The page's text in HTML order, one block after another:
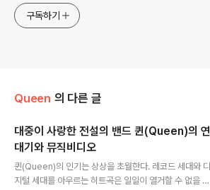
구독하기
Queen 의 다른 글
대중이 사랑한 전설의 밴드 퀸(Queen)의 연
대기와 뮤직비디오
퀸(Queen)의 인기는 상상을 초월한다. 레코드 세대와 디
지털 세대를 아우르는 히트곡은 일일이 열거할 수 없을 정